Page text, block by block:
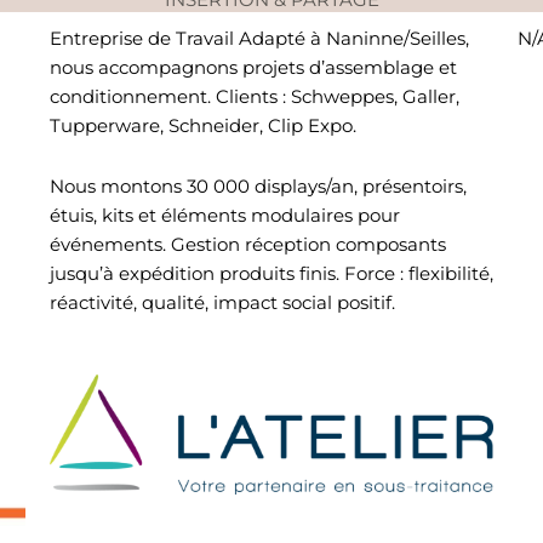
Entreprise de Travail Adapté à Naninne/Seilles,
nous accompagnons projets d’assemblage et
conditionnement. Clients : Schweppes, Galler,
Tupperware, Schneider, Clip Expo.
Nous montons 30 000 displays/an, présentoirs,
étuis, kits et éléments modulaires pour
événements. Gestion réception composants
jusqu’à expédition produits finis. Force : flexibilité,
réactivité, qualité, impact social positif.
N/